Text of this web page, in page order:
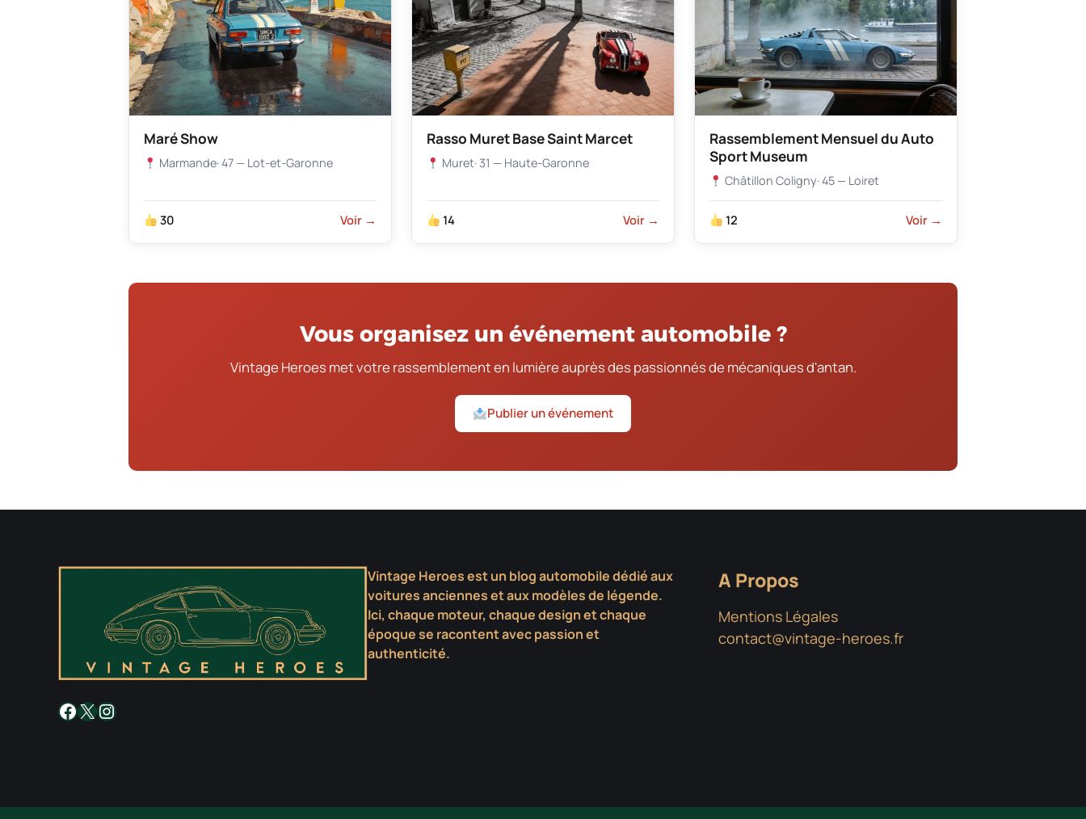
Maré Show
Marmande· 47 — Lot-et-Garonne
30 Voir →
Rasso Muret Base Saint Marcet
Muret· 31 — Haute-Garonne
14 Voir →
Rassemblement Mensuel du Auto
Sport Museum
Châtillon Coligny· 45 — Loiret
12 Voir →
Vous organisez un événement automobile ?
Vintage Heroes met votre rassemblement en lumière auprès des passionnés de mécaniques d'antan.
Publier un événement
Facebook
X Instagram
Vintage Heroes est un blog automobile dédié aux
voitures anciennes et aux modèles de légende.
Ici, chaque moteur, chaque design et chaque
époque se racontent avec passion et
authenticité.
A Propos
Mentions Légales
contact@vintage-heroes.fr